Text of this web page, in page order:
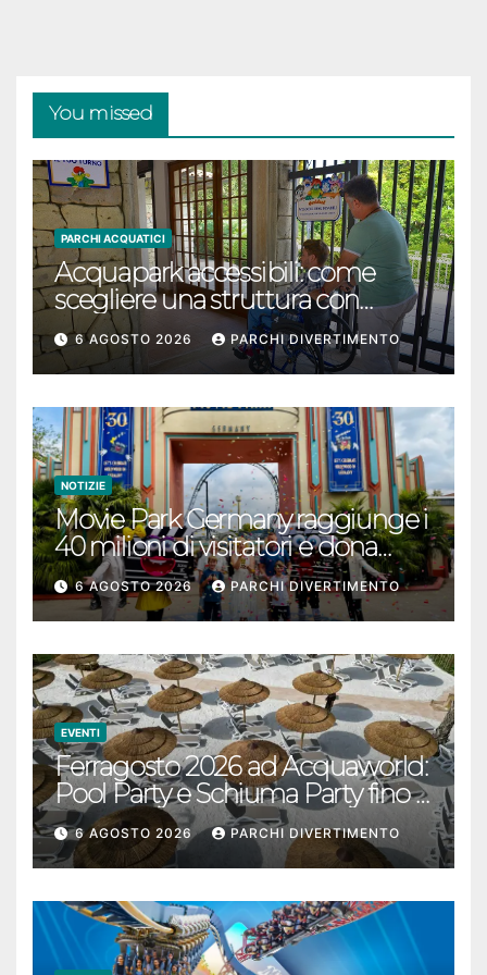
You missed
PARCHI ACQUATICI
Acquapark accessibili: come
scegliere una struttura con
passeggino o sedia a rotelle
6 AGOSTO 2026 PARCHI DIVERTIMENTO
NOTIZIE
Movie Park Germany raggiunge i
40 milioni di visitatori e dona
40.000 euro
6 AGOSTO 2026 PARCHI DIVERTIMENTO
EVENTI
Ferragosto 2026 ad Acquaworld:
Pool Party e Schiuma Party fino a
mezzanotte
6 AGOSTO 2026 PARCHI DIVERTIMENTO